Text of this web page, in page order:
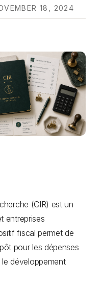
18, 2024
(CIR) est un
entreprises
fiscal permet de
pour les dépenses
développement